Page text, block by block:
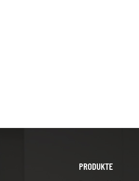
PRODUKTE